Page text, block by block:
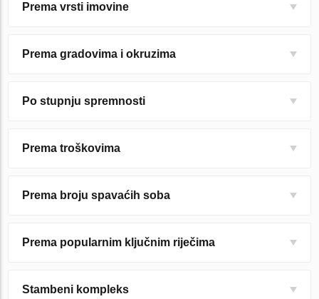
Prema vrsti imovine
Prema gradovima i okruzima
Po stupnju spremnosti
Prema troškovima
Prema broju spavaćih soba
Prema popularnim ključnim riječima
Stambeni kompleks